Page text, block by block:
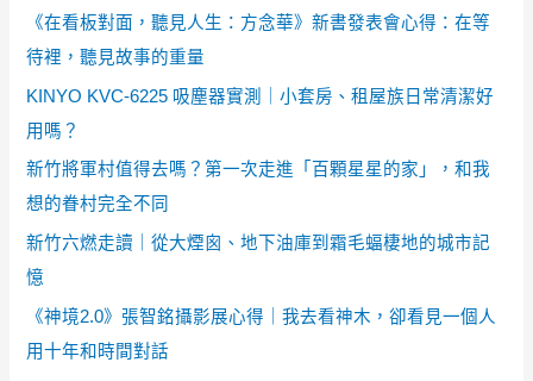
《在看板對面，聽見人生：方念華》新書發表會心得：在等
待裡，聽見故事的重量
KINYO KVC-6225 吸塵器實測｜小套房、租屋族日常清潔好
用嗎？
新竹將軍村值得去嗎？第一次走進「百顆星星的家」，和我
想的眷村完全不同
新竹六燃走讀｜從大煙囪、地下油庫到霜毛蝠棲地的城市記
憶
《神境2.0》張智銘攝影展心得｜我去看神木，卻看見一個人
用十年和時間對話